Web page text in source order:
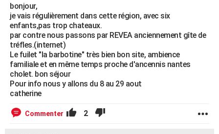
bonjour,
je vais régulièrement dans cette région, avec six
enfants,pas trop chateaux.
par contre nous passons par REVEA anciennement gîte de
tréfles.(internet)
Le fuilet "la barbotine" très bien bon site, ambience
familiale et en même temps proche d'ancennis nantes
cholet. bon séjour
Pour info nous y allons du 8 au 29 aout
catherine
Commenter 2